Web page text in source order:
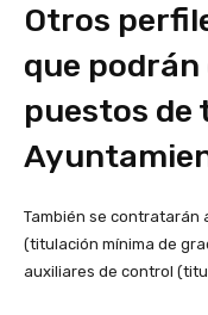
Otros
que
puestos de
También se contratarán
(titulación mínima de
auxiliares de control